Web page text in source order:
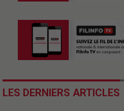
LES DERNIERS ARTICLES